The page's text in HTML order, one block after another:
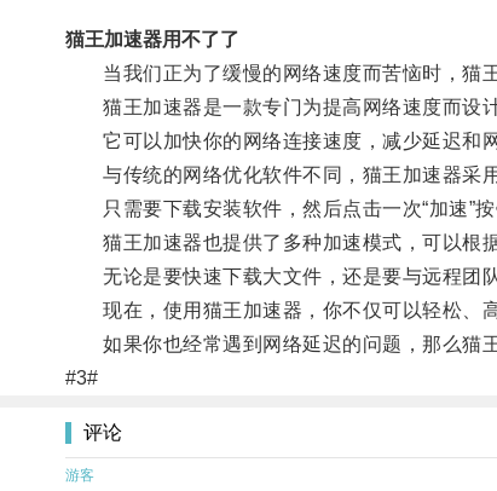
猫王加速器用不了了
当我们正为了缓慢的网络速度而苦恼时，猫王
猫王加速器是一款专门为提高网络速度而设计
它可以加快你的网络连接速度，减少延迟和网
与传统的网络优化软件不同，猫王加速器采用
只需要下载安装软件，然后点击一次“加速”按
猫王加速器也提供了多种加速模式，可以根据
无论是要快速下载大文件，还是要与远程团队
现在，使用猫王加速器，你不仅可以轻松、高
如果你也经常遇到网络延迟的问题，那么猫王
#3#
评论
游客